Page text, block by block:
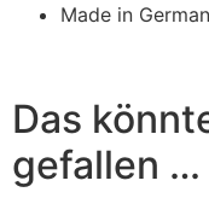
Made in
Das
gefallen …